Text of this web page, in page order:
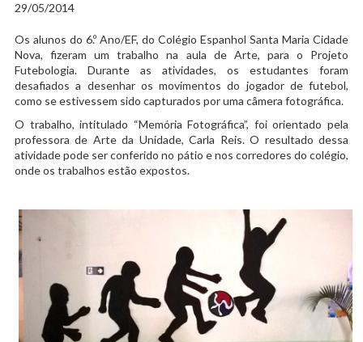
29/05/2014
​Os alunos do 6.º Ano/EF, do Colégio Espanhol Santa Maria Cidade
Nova, fizeram um trabalho na aula de Arte, para o Projeto
Futebologia. Durante as atividades, os estudantes foram
desafiados a desenhar os movimentos do jogador de futebol,
como se estivessem sido capturados por uma câmera fotográfica.
O trabalho, intitulado “Memória Fotográfica”, foi orientado pela
professora de Arte da Unidade, Carla Reis. O resultado dessa
atividade pode ser conferido no pátio e nos corredores do colégio,
onde os trabalhos estão expostos.